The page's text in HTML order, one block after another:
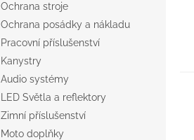
Ochrana stroje
Ochrana posádky a nákladu
Pracovní příslušenství
Kanystry
Audio systémy
LED Světla a reflektory
Zimní příslušenství
Moto doplňky